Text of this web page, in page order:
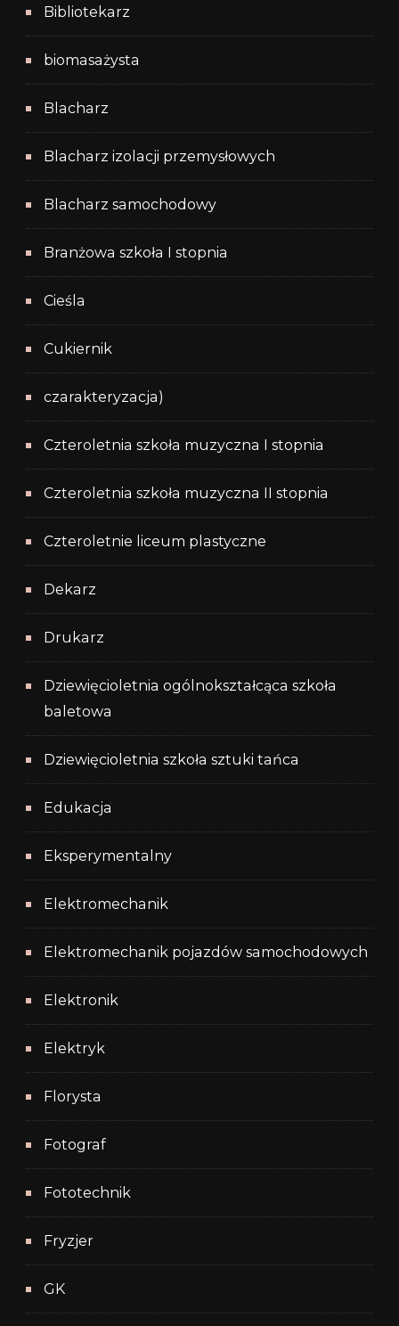
Bibliotekarz
biomasażysta
Blacharz
Blacharz izolacji przemysłowych
Blacharz samochodowy
Branżowa szkoła I stopnia
Cieśla
Cukiernik
czarakteryzacja)
Czteroletnia szkoła muzyczna I stopnia
Czteroletnia szkoła muzyczna II stopnia
Czteroletnie liceum plastyczne
Dekarz
Drukarz
Dziewięcioletnia ogólnokształcąca szkoła
baletowa
Dziewięcioletnia szkoła sztuki tańca
Edukacja
Eksperymentalny
Elektromechanik
Elektromechanik pojazdów samochodowych
Elektronik
Elektryk
Florysta
Fotograf
Fototechnik
Fryzjer
GK